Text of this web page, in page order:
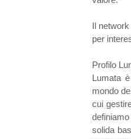
Il
per
Profilo
Lumata
mondo
cui
solida